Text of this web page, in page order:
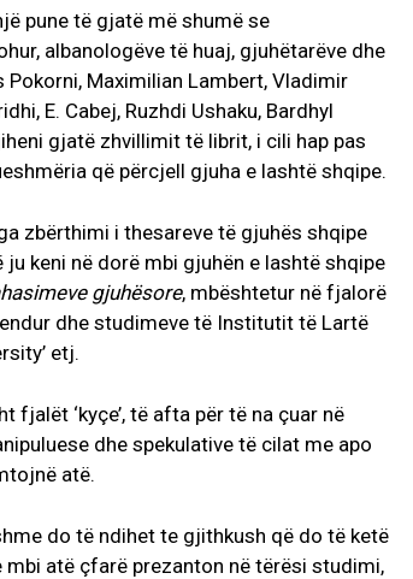
pune të gjatë më shumë se
albanologëve të huaj, gjuhëtarëve dhe
Maximilian Lambert, Vladimir
E. Cabej, Ruzhdi Ushaku, Bardhyl
gjatë zhvillimit të librit, i cili hap pas
që përcjell gjuha e lashtë shqipe.
zbërthimi i thesareve të gjuhës shqipe
keni në dorë mbi gjuhën e lashtë shqipe
gjuhësore, mbështetur në fjalorë
dhe studimeve të Institutit të Lartë
etj.
‘kyçe’, të afta për të na çuar në
dhe spekulative të cilat me apo
atë.
do të ndihet te gjithkush që do të ketë
atë çfarë prezanton në tërësi studimi,